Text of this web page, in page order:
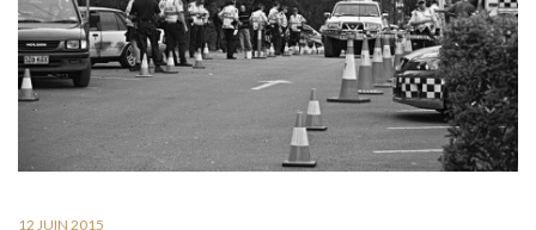
12 JUIN 2015